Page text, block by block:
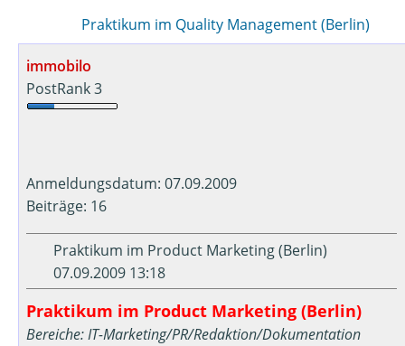
Praktikum im Quality Management (Berlin)
immobilo
PostRank 3
Anmeldungsdatum: 07.09.2009
Beiträge: 16
Praktikum im Product Marketing (Berlin)
07.09.2009 13:18
Praktikum im Product Marketing (Berlin)
Bereiche: IT-Marketing/PR/Redaktion/Dokumentation